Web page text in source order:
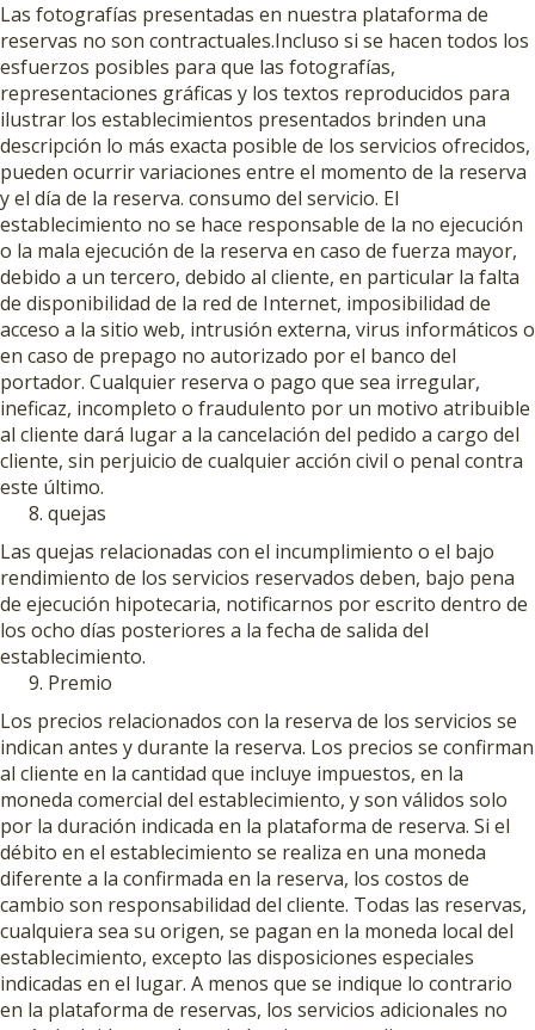
Las fotografías presentadas en nuestra plataforma de
reservas no son contractuales.Incluso si se hacen todos los
esfuerzos posibles para que las fotografías,
representaciones gráficas y los textos reproducidos para
ilustrar los establecimientos presentados brinden una
descripción lo más exacta posible de los servicios ofrecidos,
pueden ocurrir variaciones entre el momento de la reserva
y el día de la reserva. consumo del servicio. El
establecimiento no se hace responsable de la no ejecución
o la mala ejecución de la reserva en caso de fuerza mayor,
debido a un tercero, debido al cliente, en particular la falta
de disponibilidad de la red de Internet, imposibilidad de
acceso a la sitio web, intrusión externa, virus informáticos o
en caso de prepago no autorizado por el banco del
portador. Cualquier reserva o pago que sea irregular,
ineficaz, incompleto o fraudulento por un motivo atribuible
al cliente dará lugar a la cancelación del pedido a cargo del
cliente, sin perjuicio de cualquier acción civil o penal contra
este último.
quejas
Las quejas relacionadas con el incumplimiento o el bajo
rendimiento de los servicios reservados deben, bajo pena
de ejecución hipotecaria, notificarnos por escrito dentro de
los ocho días posteriores a la fecha de salida del
establecimiento.
Premio
Los precios relacionados con la reserva de los servicios se
indican antes y durante la reserva. Los precios se confirman
al cliente en la cantidad que incluye impuestos, en la
moneda comercial del establecimiento, y son válidos solo
por la duración indicada en la plataforma de reserva. Si el
débito en el establecimiento se realiza en una moneda
diferente a la confirmada en la reserva, los costos de
cambio son responsabilidad del cliente. Todas las reservas,
cualquiera sea su origen, se pagan en la moneda local del
establecimiento, excepto las disposiciones especiales
indicadas en el lugar. A menos que se indique lo contrario
en la plataforma de reservas, los servicios adicionales no